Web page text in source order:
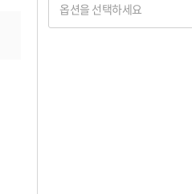
옵션을 선택하세요